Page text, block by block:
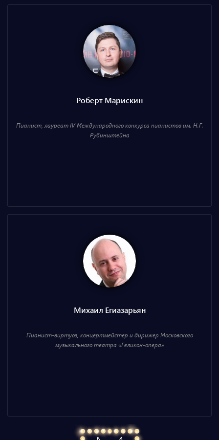
Роберт Марискин
Пианист, лауреат IV Международного конкурса пианистов им. Н.Г.
Рубинштейна
Михаил Егиазарьян
Пианист-виртуоз, концертмейстер и дирижер Московского
музыкального театра «Геликон-опера»